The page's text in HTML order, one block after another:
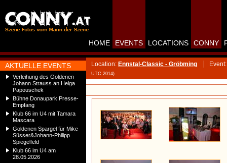
AKTUELLE EVENTS
Verleihung des Goldenen
Johann Strauss an Helga
Papouschek
Bühne Donaupark Presse-
Empfang
Klub 66 im U4 mit Tamara
Mascara
Goldenen Spargel für Mike
Süsser&Johann-Philipp
Spiegelfeld
Klub 66 im U4 am
28.05.2026
HOME EVENTS LOCATIONS CONNY
Location: Ennstal-Classic - Gröbming
UTC 2014)